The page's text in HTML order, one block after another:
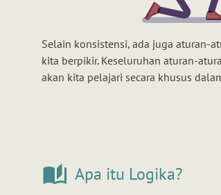
Selain konsistensi, ada juga aturan-
kita berpikir. Keseluruhan aturan-
akan kita pelajari secara khusus
Apa itu Logika?